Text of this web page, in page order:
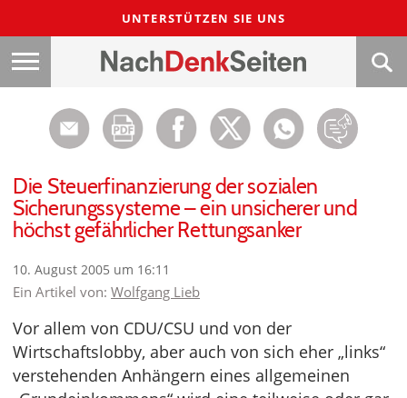
UNTERSTÜTZEN SIE UNS
Die Steuerfinanzierung der sozialen
Sicherungssysteme – ein unsicherer und
höchst gefährlicher Rettungsanker
10. August 2005 um 16:11
Ein Artikel von: Wolfgang Lieb
Vor allem von CDU/CSU und von der
Wirtschaftslobby, aber auch von sich eher „links“
verstehenden Anhängern eines allgemeinen